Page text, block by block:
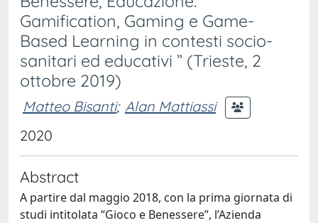
Gamification, Gaming e Game-
Based Learning in contesti socio-
sanitari ed educativi ” (Trieste, 2
ottobre 2019)
Matteo Bisanti; Alan Mattiassi
2020
Abstract
A partire dal maggio 2018, con la prima giornata di
studi intitolata “Gioco e Benessere”, l’Azienda